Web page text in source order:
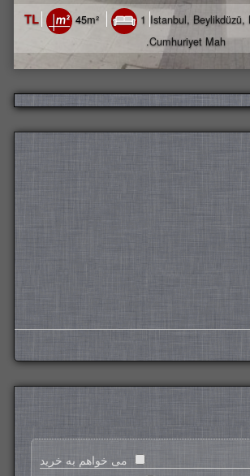
45m² 1 Istanbul, Beylikdüzü,
Cumhuriyet Mah.
می خواهم به خرید